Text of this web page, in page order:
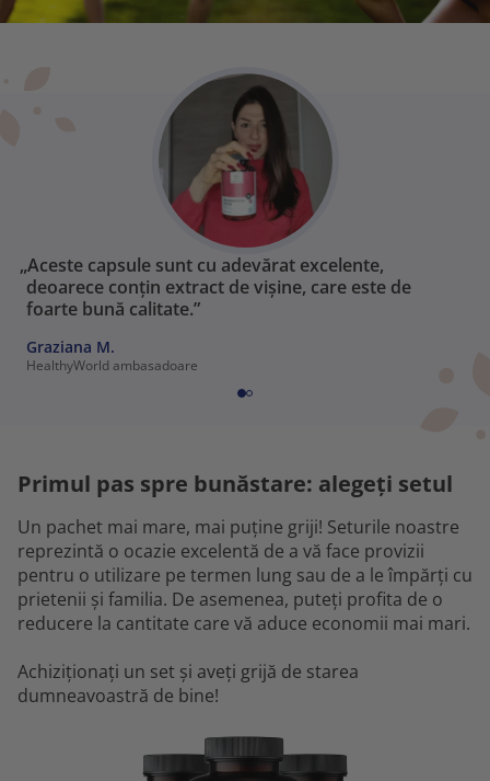
„Aceste capsule sunt cu adevărat excelente,
deoarece conțin extract de vișine, care este de
foarte bună calitate.”
Graziana M.
HealthyWorld ambasadoare
Primul pas spre bunăstare: alegeți setul
Un pachet mai mare, mai puține griji! Seturile noastre
reprezintă o ocazie excelentă de a vă face provizii
pentru o utilizare pe termen lung sau de a le împărți cu
prietenii și familia. De asemenea, puteți profita de o
reducere la cantitate care vă aduce economii mai mari.
Achiziționați un set și aveți grijă de starea
dumneavoastră de bine!